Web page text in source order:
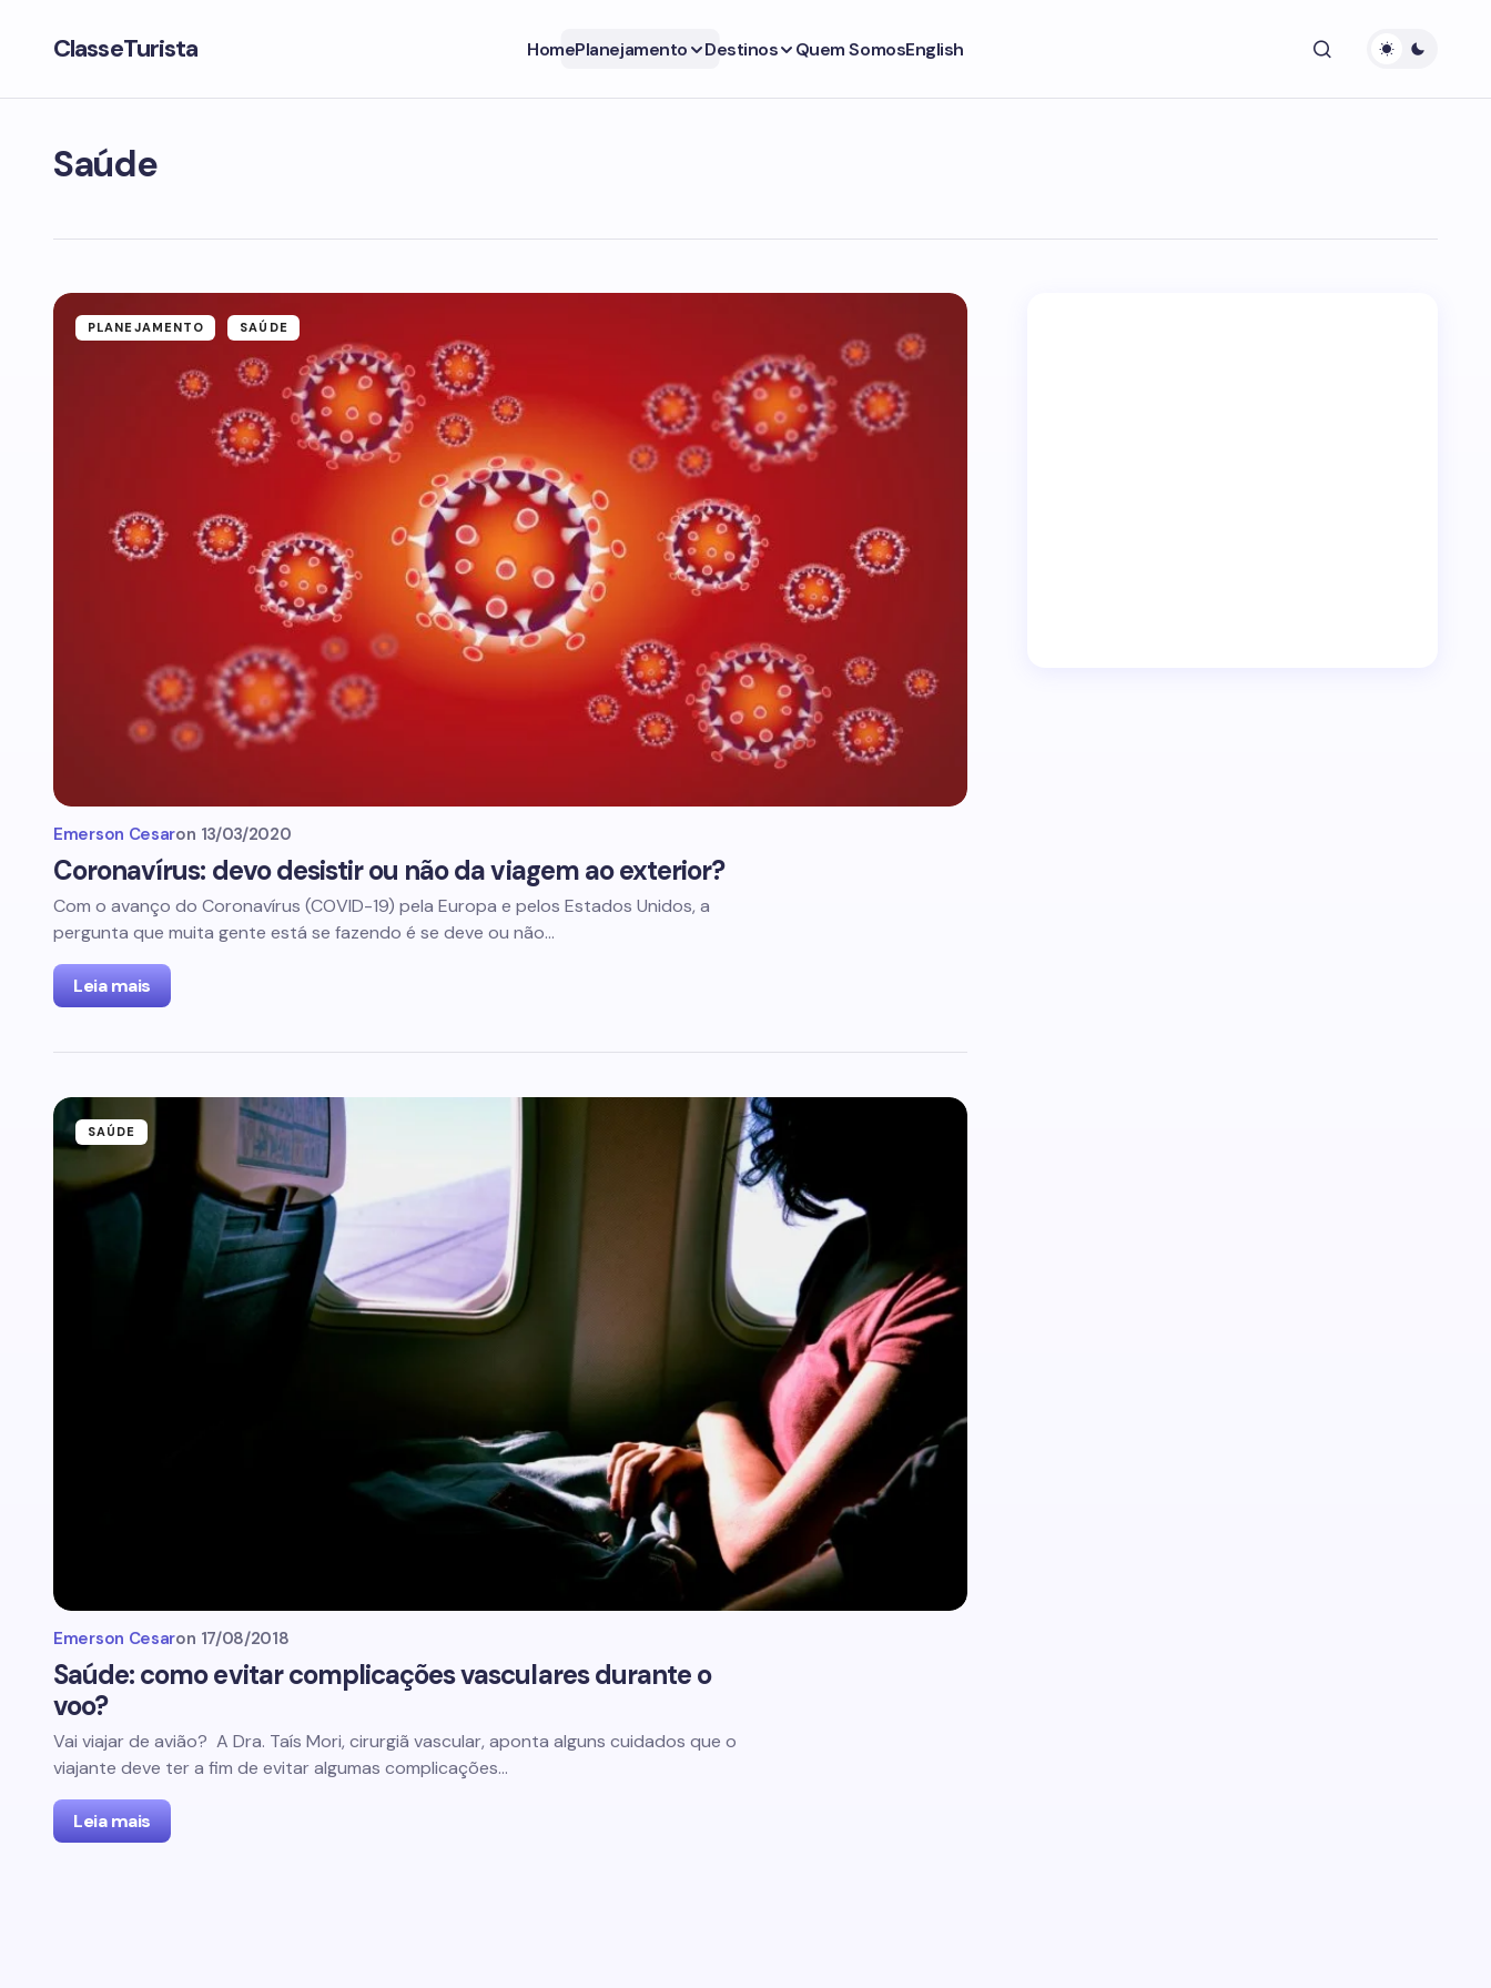
ClasseTurista HomePlanejamento Destinos Quem SomosEnglish
Saúde
PLANEJAMENTO SAÚDE
Emerson Cesaron 13/03/2020
Coronavírus: devo desistir ou não da viagem ao exterior?
Com o avanço do Coronavírus (COVID-19) pela Europa e pelos Estados Unidos, a
pergunta que muita gente está se fazendo é se deve ou não…
Leia mais
SAÚDE
Emerson Cesaron 17/08/2018
Saúde: como evitar complicações vasculares durante o
voo?
Vai viajar de avião? A Dra. Taís Mori, cirurgiã vascular, aponta alguns cuidados que o
viajante deve ter a fim de evitar algumas complicações…
Leia mais